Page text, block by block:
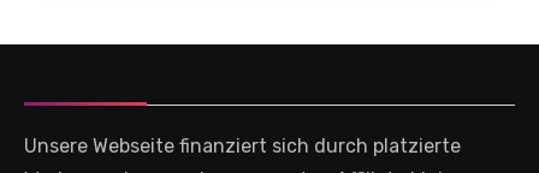
Unsere Webseite finanziert sich durch platzierte